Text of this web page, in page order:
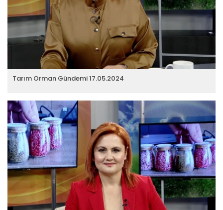
Tarım Orman Gündemi 17.05.2024